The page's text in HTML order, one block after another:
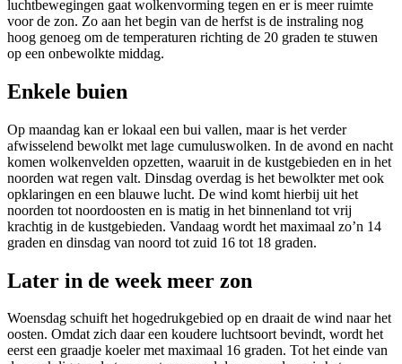
luchtbewegingen gaat wolkenvorming tegen en er is meer ruimte
voor de zon. Zo aan het begin van de herfst is de instraling nog
hoog genoeg om de temperaturen richting de 20 graden te stuwen
op een onbewolkte middag.
Enkele buien
Op maandag kan er lokaal een bui vallen, maar is het verder
afwisselend bewolkt met lage cumuluswolken. In de avond en nacht
komen wolkenvelden opzetten, waaruit in de kustgebieden en in het
noorden wat regen valt. Dinsdag overdag is het bewolkter met ook
opklaringen en een blauwe lucht. De wind komt hierbij uit het
noorden tot noordoosten en is matig in het binnenland tot vrij
krachtig in de kustgebieden. Vandaag wordt het maximaal zo’n 14
graden en dinsdag van noord tot zuid 16 tot 18 graden.
Later in de week meer zon
Woensdag schuift het hogedrukgebied op en draait de wind naar het
oosten. Omdat zich daar een koudere luchtsoort bevindt, wordt het
eerst een graadje koeler met maximaal 16 graden. Tot het einde van